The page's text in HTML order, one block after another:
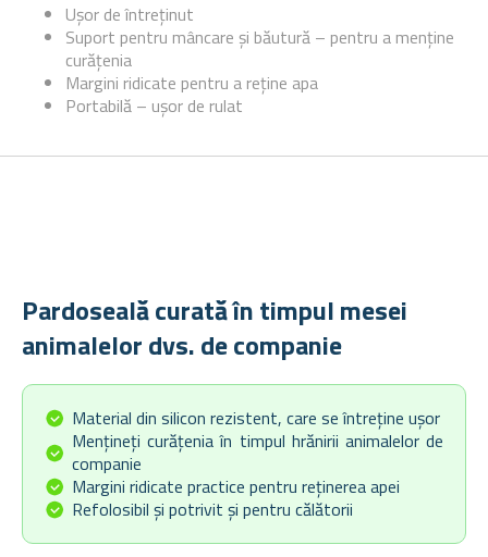
Ușor de întreținut
Suport pentru mâncare și băutură – pentru a menține
curățenia
Margini ridicate pentru a reține apa
Portabilă – ușor de rulat
Pardoseală curată în timpul mesei
animalelor dvs. de companie
Material din silicon rezistent, care se întreține ușor
Mențineți curățenia în timpul hrănirii animalelor de
companie
Margini ridicate practice pentru reținerea apei
Refolosibil și potrivit și pentru călătorii